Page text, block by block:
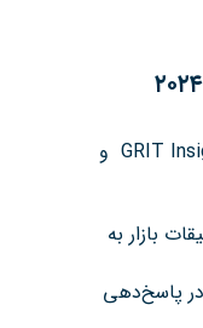
۲۰۲۴
بر اساس گزارش‌های GRIT Insights Practice و
بازار به
پاسخ‌دهی